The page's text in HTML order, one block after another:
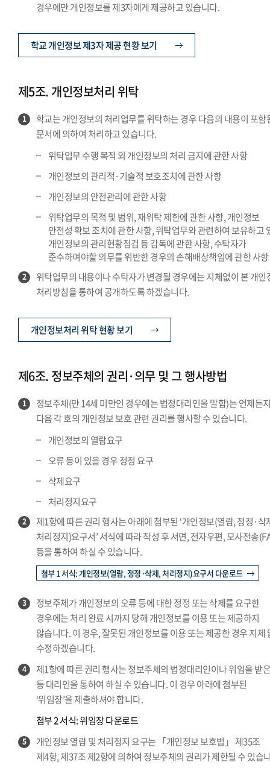
경우에만 개인정보를 제3자에게 제공하고 있습니다.
학교 개인정보 제3자 제공 현황 보기
제5조. 개인정보처리 위탁
1
학교는 개인정보의 처리업무를 위탁하는 경우 다음의 내용이 포함
문서에 의하여 처리하고 있습니다.
위탁업무 수행 목적 외 개인정보의 처리 금지에 관한 사항
개인정보의 관리적·기술적 보호조치에 관한 사항
개인정보의 안전관리에 관한 사항
위탁업무의 목적 및 범위, 재위탁 제한에 관한 사항, 개인정보
안전성 확보 조치에 관한 사항, 위탁업무와 관련하여 보유하고
개인정보의 관리현황점검 등 감독에 관한 사항, 수탁자가
준수하여야할 의무를 위반한 경우의 손해배상책임에 관한 사항
2
위탁업무의 내용이나 수탁자가 변경될 경우에는 지체없이 본 개인
처리방침을 통하여 공개하도록 하겠습니다.
개인정보처리 위탁 현황 보기
제6조. 정보주체의 권리·의무 및 그 행사방법
1
정보주체(만 14세 미만인 경우에는 법정대리인을 말함)는 언제든
다음 각 호의 개인정보 보호 관련 권리를 행사할 수 있습니다.
개인정보의 열람요구
오류 등이 있을 경우 정정 요구
삭제요구
처리정지요구
2
제1항에 따른 권리 행사는 아래에 첨부된 ‘개인정보(열람, 정정·삭
처리정지)요구서’ 서식에 따라 작성 후 서면, 전자우편, 모사전송
등을 통하여 하실 수 있습니다.
첨부 1 서식: 개인정보(열람, 정정·삭제, 처리정지)요구서 다운로드
3
정보주체가 개인정보의 오류 등에 대한 정정 또는 삭제를 요구한
경우에는 처리 완료 시까지 당해 개인정보를 이용 또는 제공하지
않습니다. 이 경우, 잘못된 개인정보를 이용 또는 제공한 경우 지체
수정하겠습니다.
4
제1항에 따른 권리 행사는 정보주체의 법정대리인이나 위임을 받
등 대리인을 통하여 하실 수 있습니다. 이 경우 아래에 첨부된
‘위임장’을 제출하셔야 합니다.
첨부 2 서식: 위임장 다운로드
5
개인정보 열람 및 처리정지 요구는 「개인정보 보호법」 제35조
제4항, 제37조 제2항에 의하여 정보주체의 권리가 제한될 수 있습